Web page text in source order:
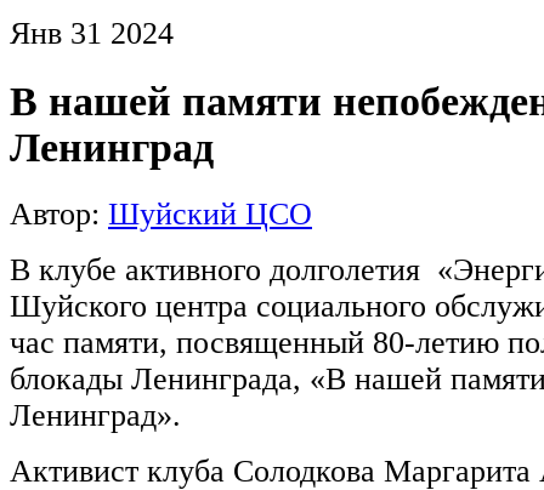
Янв 31 2024
В нашей памяти
Ленинград
Автор: Шуйский ЦСО
В клубе активного долголетия
Шуйского центра социального
час памяти, посвященный 80-летию
блокады Ленинграда, «В нашей
Ленинград».
Активист клуба Солодкова